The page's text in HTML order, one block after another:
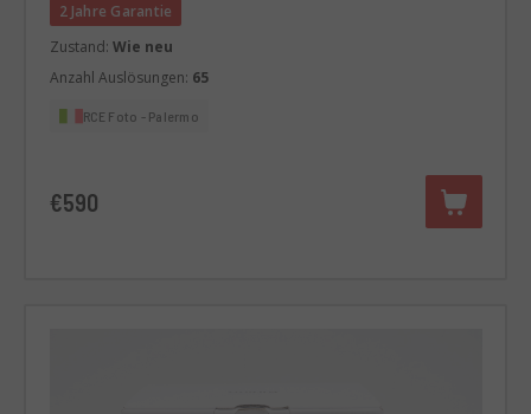
2 Jahre Garantie
Zustand: Wie neu
Anzahl Auslösungen: 65
RCE Foto - Palermo
€590